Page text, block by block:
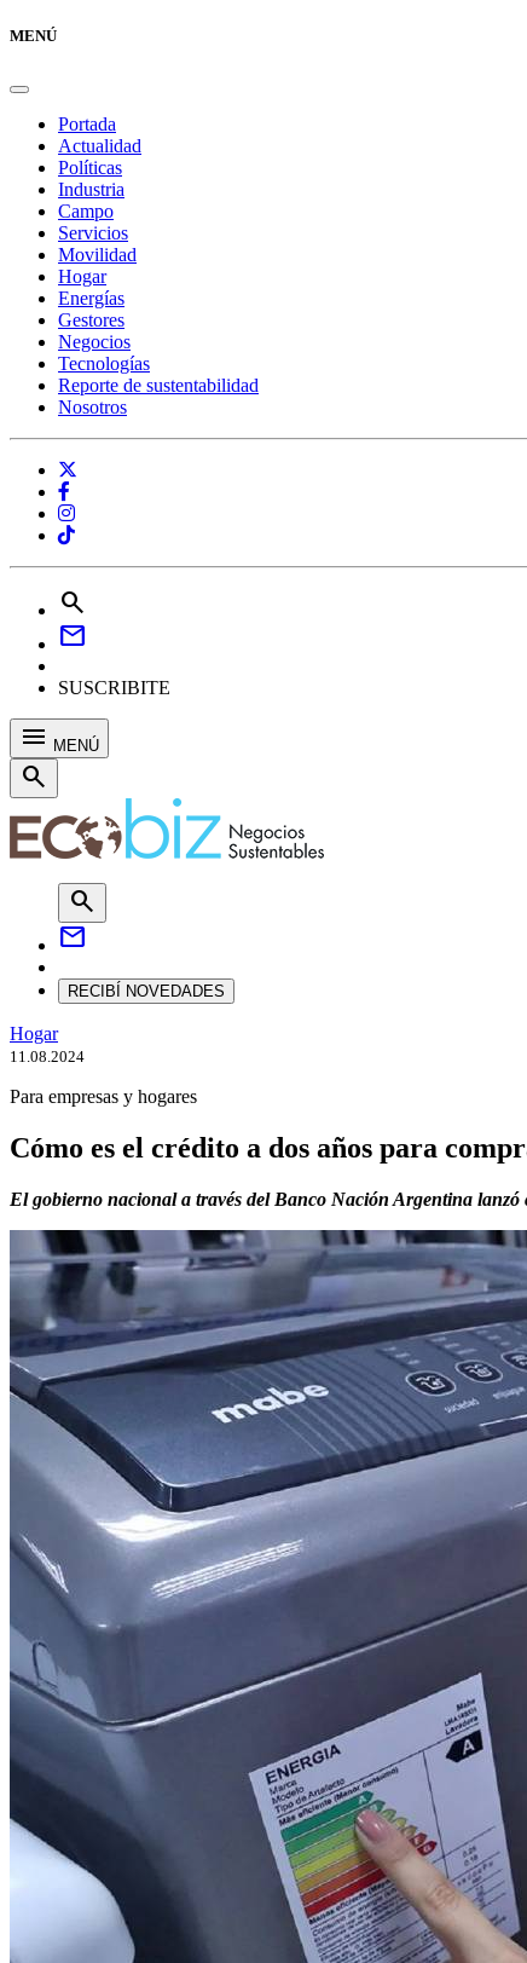
MENÚ
Portada
Actualidad
Políticas
Industria
Campo
Servicios
Movilidad
Hogar
Energías
Gestores
Negocios
Tecnologías
Reporte de sustentabilidad
Nosotros
search
mail
SUSCRIBITE
menu MENÚ
search
search
mail
RECIBÍ NOVEDADES
Hogar
11.08.2024
Para empresas y hogares
Cómo es el crédito a dos años para
El gobierno nacional a través del Banco Nación Argentina lanzó